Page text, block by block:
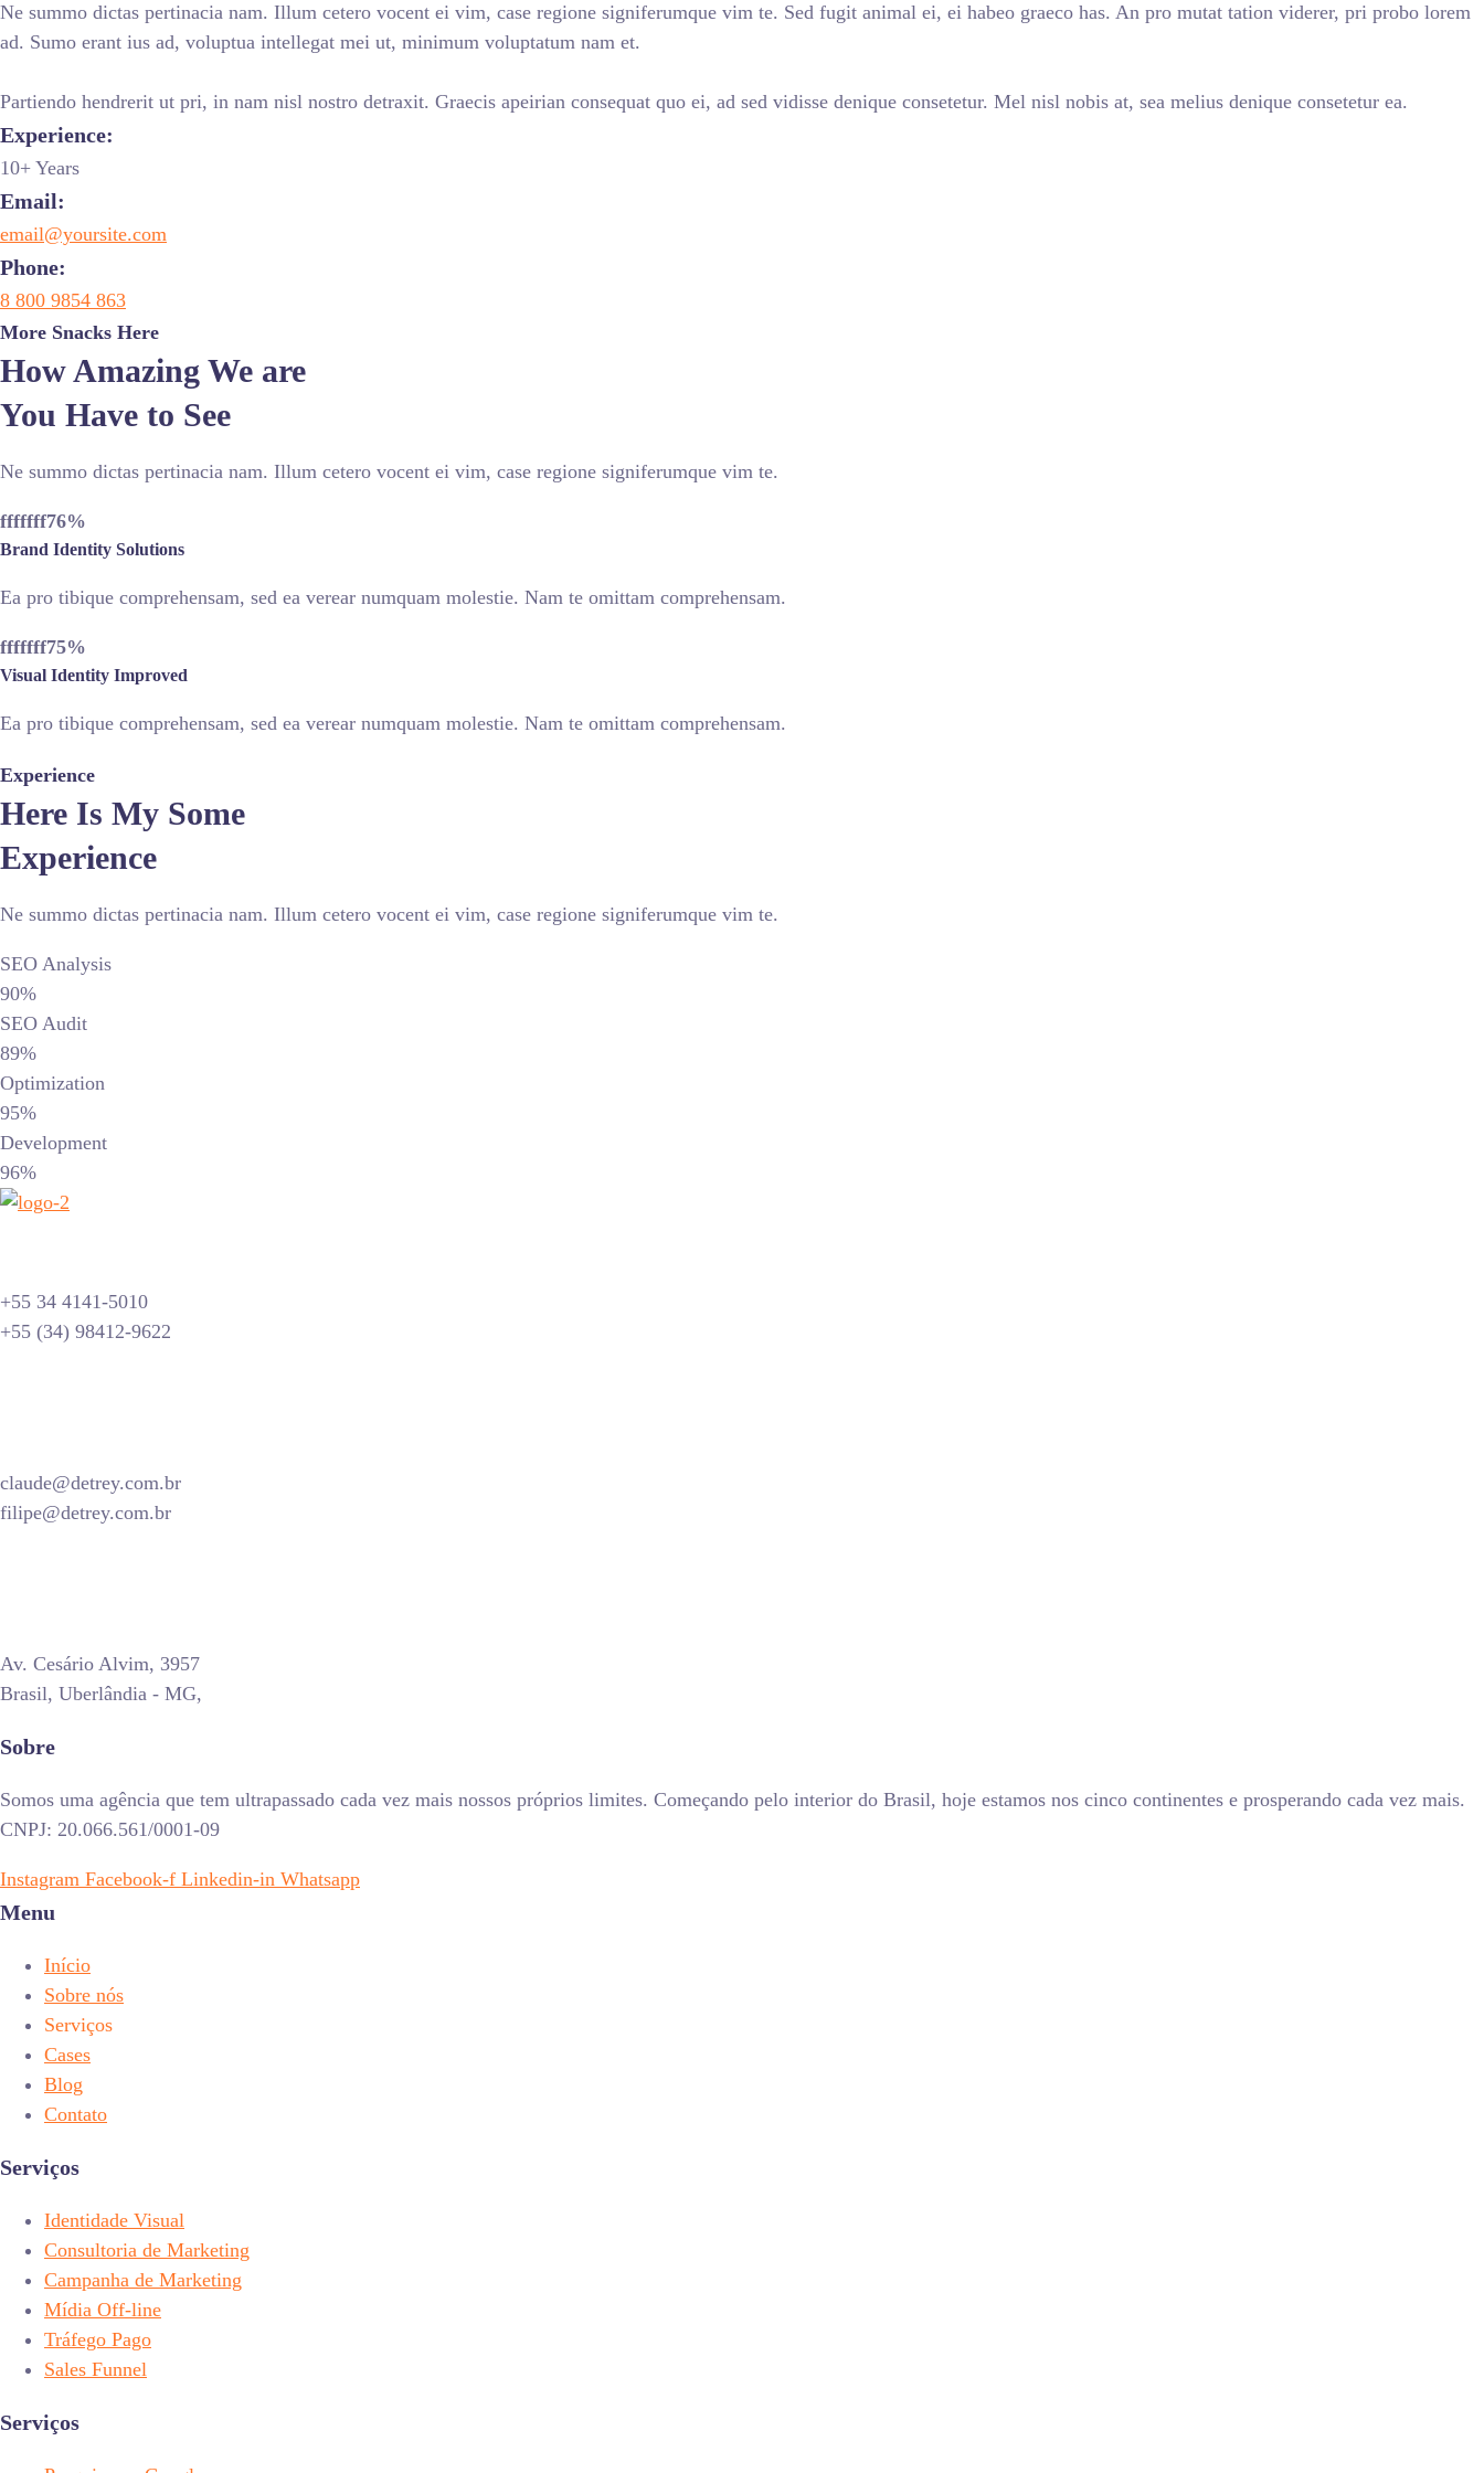
Ne summo dictas pertinacia nam. Illum cetero vocent ei vim, case regione signiferumque vim te. Sed fugit animal ei, ei habeo graeco has. An pro mutat tation viderer, pri probo lorem
ad. Sumo erant ius ad, voluptua intellegat mei ut, minimum voluptatum nam et.
Partiendo hendrerit ut pri, in nam nisl nostro detraxit. Graecis apeirian consequat quo ei, ad sed vidisse denique consetetur. Mel nisl nobis at, sea melius denique consetetur ea.
Experience:
10+ Years
Email:
email@yoursite.com
Phone:
8 800 9854 863
More Snacks Here
How Amazing We are
You Have to See
Ne summo dictas pertinacia nam. Illum cetero vocent ei vim, case regione signiferumque vim te.
fffffff76%
Brand Identity Solutions
Ea pro tibique comprehensam, sed ea verear numquam molestie. Nam te omittam comprehensam.
fffffff75%
Visual Identity Improved
Ea pro tibique comprehensam, sed ea verear numquam molestie. Nam te omittam comprehensam.
Experience
Here Is My Some
Experience
Ne summo dictas pertinacia nam. Illum cetero vocent ei vim, case regione signiferumque vim te.
SEO Analysis
90%
SEO Audit
89%
Optimization
95%
Development
96%
+55 34 4141-5010
+55 (34) 98412-9622
claude@detrey.com.br
filipe@detrey.com.br
Av. Cesário Alvim, 3957
Brasil, Uberlândia - MG,
Sobre
Somos uma agência que tem ultrapassado cada vez mais nossos próprios limites. Começando pelo interior do Brasil, hoje estamos nos cinco continentes e prosperando cada vez mais.
CNPJ: 20.066.561/0001-09
Instagram Facebook-f Linkedin-in Whatsapp
Menu
Início
Sobre nós
Serviços
Cases
Blog
Contato
Serviços
Identidade Visual
Consultoria de Marketing
Campanha de Marketing
Mídia Off-line
Tráfego Pago
Sales Funnel
Serviços